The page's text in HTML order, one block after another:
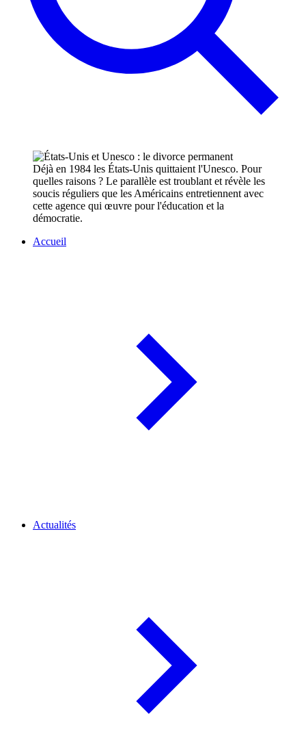
Déjà en 1984 les États-Unis quittaient l'Unesco. Pour
quelles raisons ? Le parallèle est troublant et révèle les
soucis réguliers que les Américains entretiennent avec
cette agence qui œuvre pour l'éducation et la
démocratie.
Accueil
Actualités